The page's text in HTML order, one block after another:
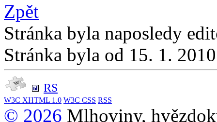
Zpět
Stránka byla naposledy
Stránka byla od 15. 1.
RS
W3C XHTML 1.0 W3C CSS RSS
© 2026 Mlhoviny,